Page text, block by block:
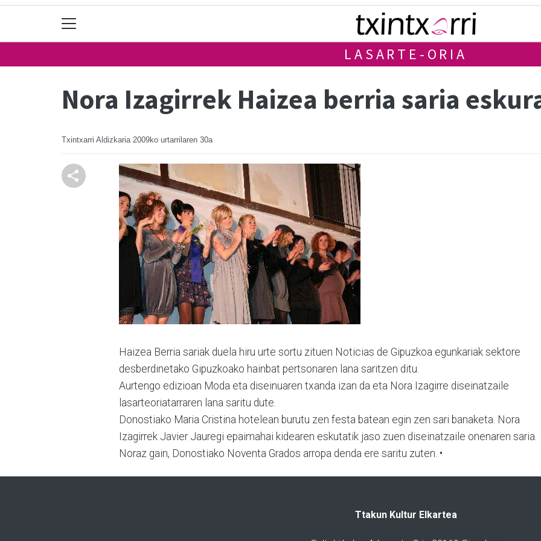
LASARTE-ORIA
Nora Izagirrek Haizea berria saria
Txintxarri Aldizkaria 2009ko urtarrilaren 30a
Haizea Berria sariak duela hiru urte sortu zituen Noticias de Gipuzkoa egunkariak sektore
desberdinetako Gipuzkoako hainbat pertsonaren lana saritzen ditu.
Aurtengo edizioan Moda eta diseinuaren txanda izan da eta Nora Izagirre diseinatzaile
lasarteoriatarraren lana saritu dute.
Donostiako Maria Cristina hotelean burutu zen festa batean egin zen sari banaketa. Nora
Izagirrek Javier Jauregi epaimahai kidearen eskutatik jaso zuen diseinatzaile onenaren saria.
Noraz gain, Donostiako Noventa Grados arropa denda ere saritu zuten. •
Ttakun Kultur Elkartea